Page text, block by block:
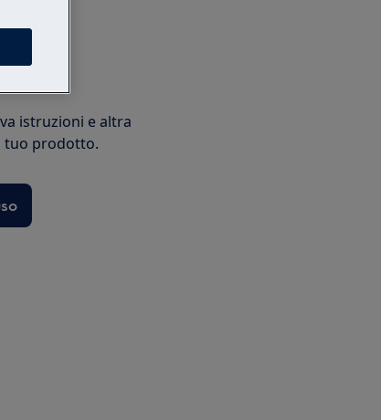
istruzioni e altra
tuo prodotto.